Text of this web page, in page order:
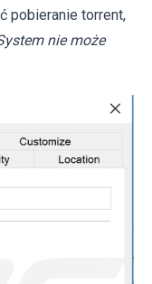
pobieranie torrent,
nie może